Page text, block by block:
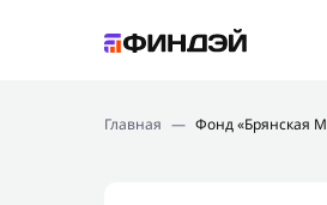
Новости
Главная — Фонд «Брянская